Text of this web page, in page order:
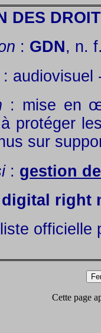
DES
: GDN, n.
: audiovisuel
: mise en
protéger
sur
: gestion
digital right
officielle
Cette page